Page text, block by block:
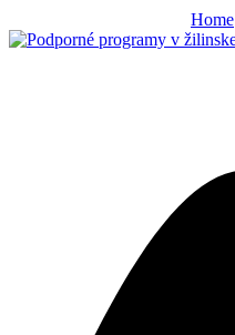
Home